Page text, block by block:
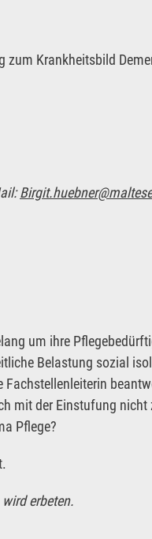
Krankheitsbild
um ihre
Belastung sozial
mit der Einstufung
Pflege?
erbeten.